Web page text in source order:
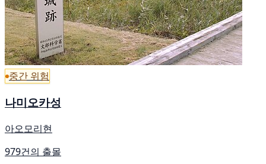
중간 위험
나미오카성
아오모리현
979건의 출몰